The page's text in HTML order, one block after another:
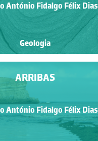
António Fidalgo Félix Dias
Geologia
ARRIBAS
António Fidalgo Félix Dias